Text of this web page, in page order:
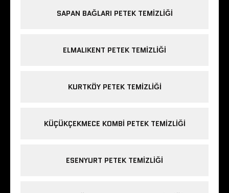
SAPAN BAĞLARI PETEK TEMIZLIĞI
ELMALIKENT PETEK TEMIZLIĞI
KURTKÖY PETEK TEMIZLIĞI
KÜÇÜKÇEKMECE KOMBI PETEK TEMIZLIĞI
ESENYURT PETEK TEMIZLIĞI